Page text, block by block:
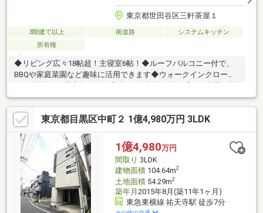
東京都世田谷区三軒茶屋１
3階建て以上 南道路
システムキッチン
所有権
◆リビング広々18帖超！主寝室6帖！◆ルーフバルコニー付で、
BBQや家庭菜園など趣味に活用できます◆ウォークインクローゼ
徒歩6分◆駐車スペース1台分あり♪（車種による）
━━━━━━━━━━━━━━━━━━━━━━━■〇お客様の
ご条件をお聞かせいただき、ご希望に沿った物件をご紹介いたし
ます。〇ご自宅やご指定の場所まで送迎も行っております。土日
祝日はもちろん、お仕事終わりの時間帯、平日でもご案内いたし
ます。当日案内希望など、お気軽にお問合せください！
■━━━━━━━━━━━━━━━━━━━━━━━
東京都目黒区中町２ 1億4,980万円 3LDK
1億4,980万円
間取り 3LDK
建物面積104.64m2
土地面積54.29m2
築年月 2015年8月(築11年1ヶ月)
東急東横線 祐天寺駅 徒歩7分